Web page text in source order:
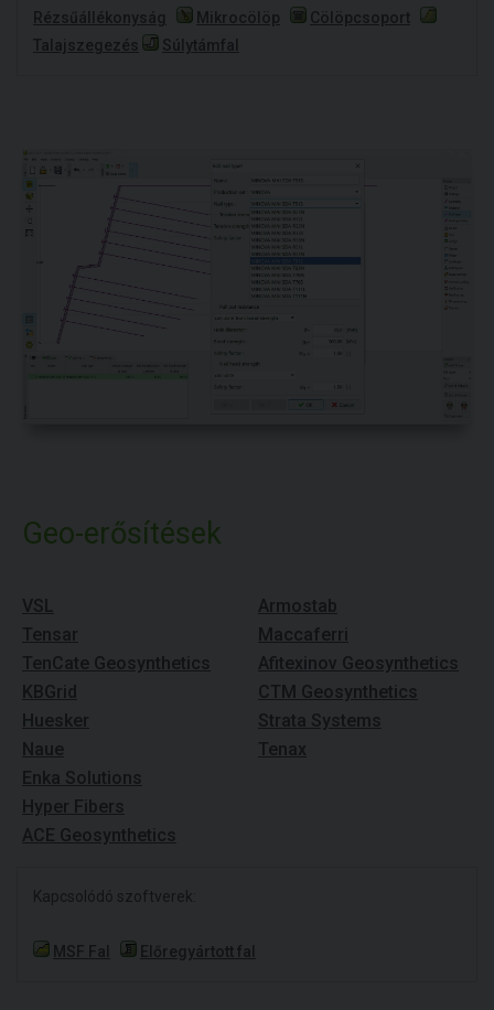
Rézsűállékonyság
Mikrocölöp
Cölöpcsoport
Talajszegezés
Súlytámfal
Geo-erősítések
VSL
Tensar
TenCate Geosynthetics
KBGrid
Huesker
Naue
Enka Solutions
Hyper Fibers
ACE Geosynthetics
Armostab
Maccaferri
Afitexinov Geosynthetics
CTM Geosynthetics
Strata Systems
Tenax
Kapcsolódó szoftverek:
MSF Fal Előregyártott fal